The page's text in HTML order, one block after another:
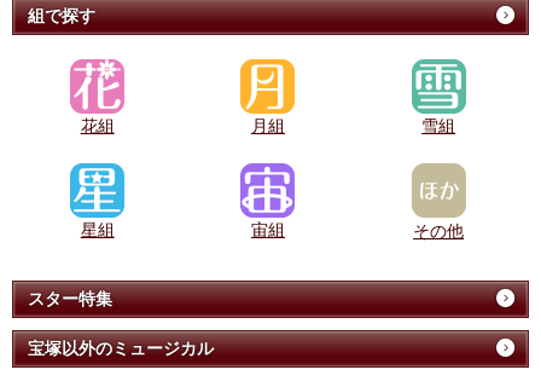
組で探す
花組 月組 雪組
星組 宙組 その他
スター特集
宝塚以外のミュージカル